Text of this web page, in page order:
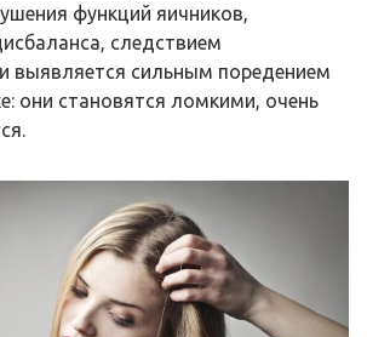
функций яичников,
следствием
выявляется сильным поредением
они становятся ломкими, очень